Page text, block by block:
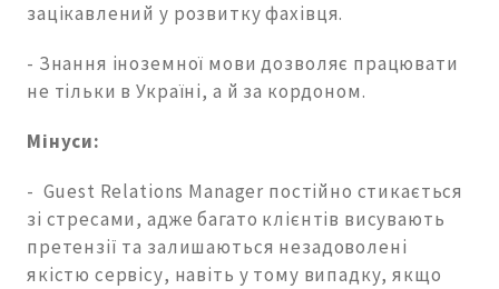
зацікавлений у розвитку фахівця.
- Знання іноземної мови дозволяє працювати
не тільки в Україні, а й за кордоном.
Мінуси:
- Guest Relations Manager постійно стикається
зі стресами, адже багато клієнтів висувають
претензії та залишаються незадоволені
якістю сервісу, навіть у тому випадку, якщо